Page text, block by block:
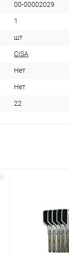
00-00002029
1
шт
CISA
Нет
Нет
22